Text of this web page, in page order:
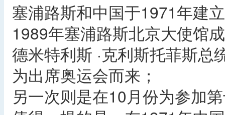
塞浦路斯和中国于1971年建
1989年塞浦路斯北京大使馆
德米特利斯 ·克利斯托菲斯
为出席奥运会而来；
另一次则是在10月份为参加